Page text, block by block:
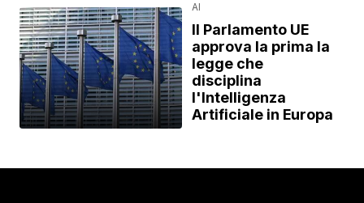
AI
Il Parlamento UE
approva la prima la
legge che
disciplina
l'Intelligenza
Artificiale in Europa